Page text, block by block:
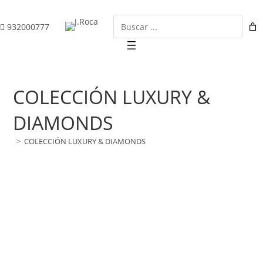
al 932000777 Buscar
COLECCIÓN LUXURY &
DIAMONDS
> COLECCIÓN LUXURY & DIAMONDS